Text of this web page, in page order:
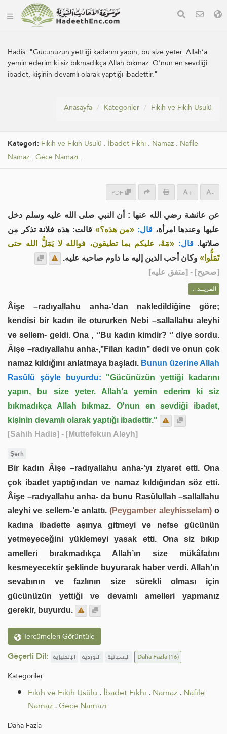
Hadis: "Gücünüzün yettiği kadarını yapın, bu size yeter. Allah’a
yemin ederim ki siz bıkmadıkça Allah bıkmaz. O'nun en sevdiği
ibadet, kişinin devamlı olarak yaptığı ibadettir."
Anasayfa Kategoriler Fıkıh ve Fıkıh Usûlü
Kategori: Fıkıh ve Fıkıh Usûlü . İbadet Fıkhı . Namaz . Nafile
Namaz . Gece Namazı .
PDF + -
عن عائشة رضي الله عنها : أن النبي صلى الله عليه وسلم دخل
عليها وعندها امرأة، قال: «من هذه؟» قالت: هذه فلانة تذكر من
صلاتها. قال: «مَهْ، عليكم بما تطيقون، فوالله لا يَمَلُّ الله حتى
تَمَلُّوا» وكان أحب الدين إليه ما داوم صاحبه عليه.
[صحيح] - [متفق عليه]
المزيــد ...
Âişe –radıyallahu anha-’dan nakledildiğine göre;
kendisi bir kadın ile otururken Nebi –sallallahu aleyhi
ve sellem- geldi. Ona , ‘’Bu kadın kimdir? ‘’ diye sordu.
Âişe –radıyallahu anha-,’’Filan kadın’’ dedi ve onun çok
namaz kıldığını anlatmaya başladı. Bunun üzerine Allah
Rasûlü şöyle buyurdu:
"Gücünüzün yettiği kadarını
yapın, bu size yeter. Allah’a yemin ederim ki siz
bıkmadıkça Allah bıkmaz. O'nun en sevdiği ibadet,
kişinin devamlı olarak yaptığı ibadettir."
[Sahih Hadis] - [Muttefekun Aleyh]
Şerh
Bir kadın Âişe –radıyallahu anha-’yı ziyaret etti. Ona
çok ibadet yaptığından ve namaz kıldığından söz etti.
Âişe –radıyallahu anha- da bunu Rasûlullah –sallallahu
aleyhi ve sellem-’e anlattı.(Peygamber aleyhisselam)o
kadına ibadette aşırıya gitmeyi ve nefse gücünün
yetmeyeceğini yüklemeyi yasak etti. Ona siz bıkıp
amelleri bırakmadıkça Allah’ın size mükâfatını
kesmeyecektir şeklinde buyurarak haber verdi. Allah’ın
sevabının ve fazlının size sürekli olması için
gücünüzün yettiği ve devamlı amelleri yapmanız
gerekir, buyurdu.
Tercümeleri Görüntüle
Geçerli Dil: الإنجليزية الأوردية الإسبانية Daha Fazla(16)
Kategoriler
Fıkıh ve Fıkıh Usûlü .İbadet Fıkhı .Namaz.Nafile
Namaz.Gece Namazı
Daha Fazla